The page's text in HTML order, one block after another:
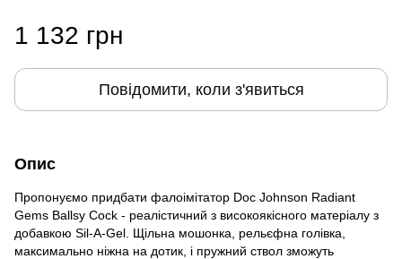
1 132 грн
Повідомити, коли з'явиться
Опис
Пропонуємо придбати фалоімітатор Doc Johnson Radiant
Gems Ballsy Cock - реалістичний з високоякісного матеріалу з
добавкою Sil-A-Gel. Щільна мошонка, рельєфна голівка,
максимально ніжна на дотик, і пружний ствол зможуть